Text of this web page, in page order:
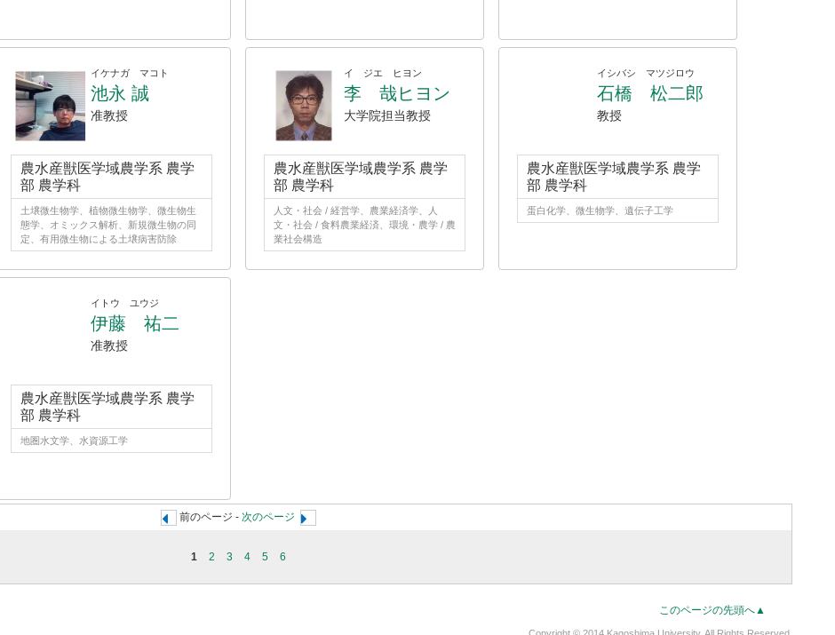
イケナガ マコト
池永 誠
准教授
農水産獣医学域農学系 農学
部 農学科
土壌微生物学、植物微生物学、微生物生
態学、オミックス解析、新規微生物の同
定、有用微生物による土壌病害防除
イ ジエ ヒヨン
李 哉ヒヨン
大学院担当教授
農水産獣医学域農学系 農学
部 農学科
人文・社会 / 経営学、農業経済学、人
文・社会 / 食料農業経済、環境・農学 / 農
業社会構造
イシバシ マツジロウ
石橋 松二郎
教授
農水産獣医学域農学系 農学
部 農学科
蛋白化学、微生物学、遺伝子工学
イトウ ユウジ
伊藤 祐二
准教授
農水産獣医学域農学系 農学
部 農学科
地圏水文学、水資源工学
前のページ - 次のページ
1 2 3 4 5 6
このページの先頭へ▲